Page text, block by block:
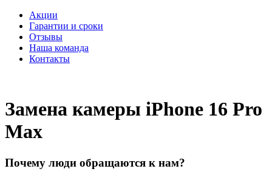
Акции
Гарантии и сроки
Отзывы
Наша команда
Контакты
Замена камеры iPhone 16 Pro
Max
Почему люди обращаются к нам?